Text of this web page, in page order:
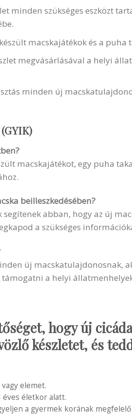
minden szükséges eszközt
macskajátékok és a
megvásárlásával a helyi
minden új
macskajátékot, egy puha
beilleszkedésében?
abban, hogy az új
a szükséges
új macskatulajdonosnak,
a helyi
hogy új
készletet, és
elemet.
éves életkor alatt.
a gyermek korának